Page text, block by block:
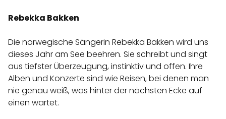
Rebekka Bakken
Die norwegische Sängerin Rebekka Bakken wird uns
dieses Jahr am See beehren. Sie schreibt und singt
aus tiefster Überzeugung, instinktiv und offen. Ihre
Alben und Konzerte sind wie Reisen, bei denen man
nie genau weiß, was hinter der nächsten Ecke auf
einen wartet.